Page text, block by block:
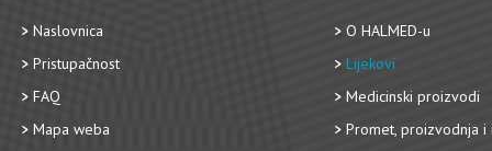
Naslovnica
Pristupačnost
FAQ
Mapa weba
O HALMED-u
Lijekovi
Medicinski proizvodi
Promet, proizvodnja i